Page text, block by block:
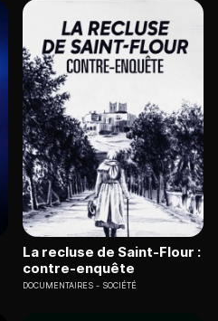
La recluse de Saint-Flour :
contre-enquête
DOCUMENTAIRES SOCIÉTÉ